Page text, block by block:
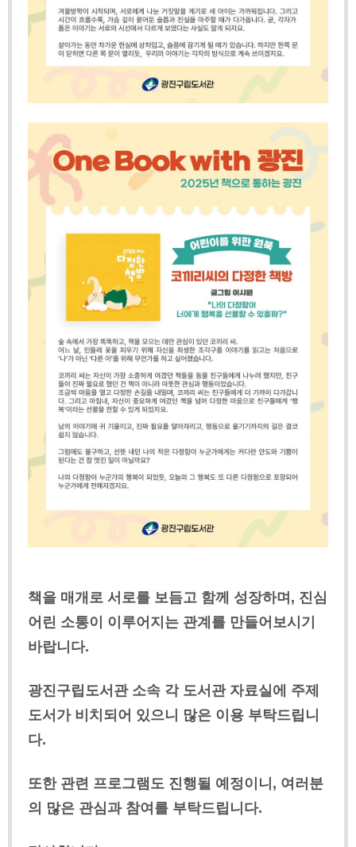
책을 매개로 서로를 보듬고 함께 성장하며, 진심
어린 소통이 이루어지는 관계를 만들어보시기
바랍니다.
광진구립도서관 소속 각 도서관 자료실에 주제
도서가 비치되어 있으니 많은 이용 부탁드립니
다.
또한 관련 프로그램도 진행될 예정이니, 여러분
의 많은 관심과 참여를 부탁드립니다.